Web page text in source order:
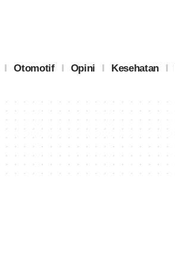
Otomotif Opini Kesehatan